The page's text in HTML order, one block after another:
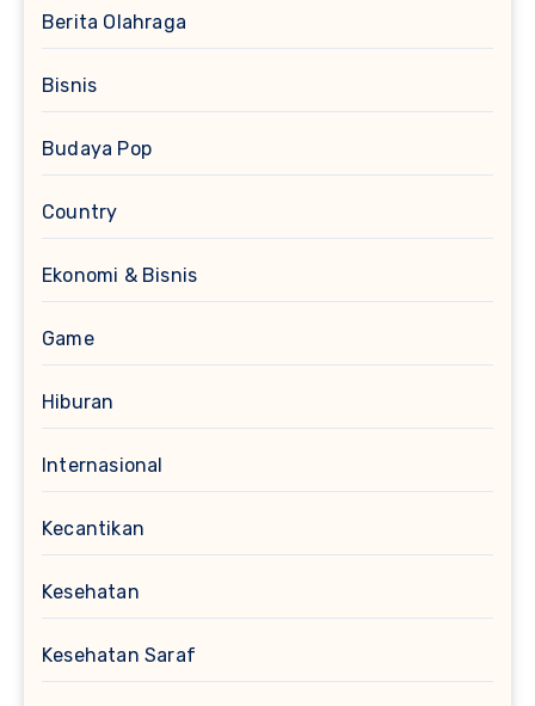
Berita Olahraga
Bisnis
Budaya Pop
Country
Ekonomi & Bisnis
Game
Hiburan
Internasional
Kecantikan
Kesehatan
Kesehatan Saraf